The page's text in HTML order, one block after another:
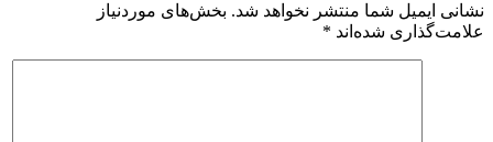
نشانی ایمیل شما منتشر نخواهد شد. بخش‌های موردنیاز
علامت‌گذاری شده‌اند *